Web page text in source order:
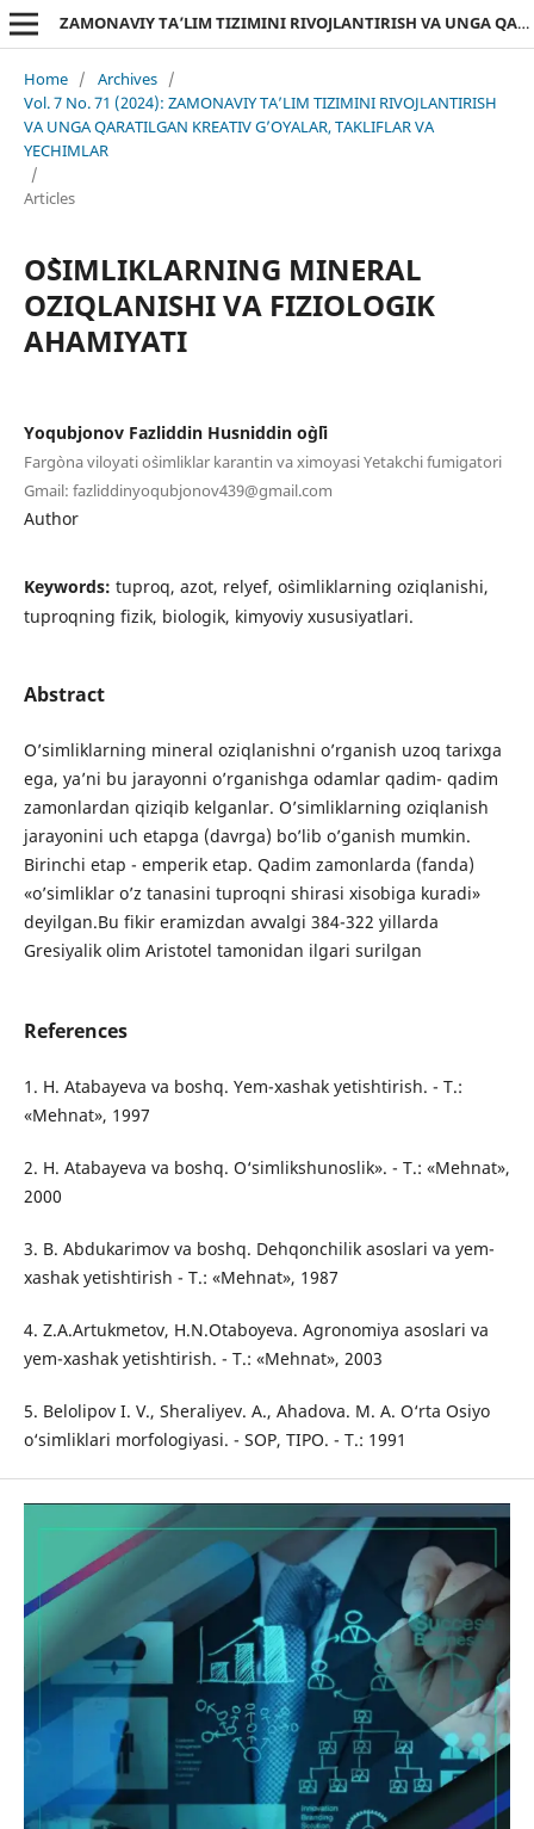
ZAMONAVIY TA’LIM TIZIMINI RIVOJLANTIRISH VA UNGA QARATILGAN KREATIV G’OYALAR, TAKLIFLAR VA YECHIMLAR
Home / Archives /
Vol. 7 No. 71 (2024): ZAMONAVIY TA’LIM TIZIMINI RIVOJLANTIRISH
VA UNGA QARATILGAN KREATIV G’OYALAR, TAKLIFLAR VA
YECHIMLAR
/
Articles
O`SIMLIKLARNING MINERAL
OZIQLANISHI VA FIZIOLOGIK
AHAMIYATI
Yoqubjonov Fazliddin Husniddin o`g`li
Farg`ona viloyati o`simliklar karantin va ximoyasi Yetakchi fumigatori
Gmail: fazliddinyoqubjonov439@gmail.com
Author
Keywords: tuproq, azot, relyef, o`simliklarning oziqlanishi,
tuproqning fizik, biologik, kimyoviy xususiyatlari.
Abstract
O’simliklarning mineral oziqlanishni o’rganish uzoq tarixga
ega, ya’ni bu jarayonni o’rganishga odamlar qadim- qadim
zamonlardan qiziqib kelganlar. O’simliklarning oziqlanish
jarayonini uch etapga (davrga) bo’lib o’ganish mumkin.
Birinchi etap - emperik etap. Qadim zamonlarda (fanda)
«o’simliklar o’z tanasini tuproqni shirasi xisobiga kuradi»
deyilgan.Bu fikir eramizdan avvalgi 384-322 yillarda
Gresiyalik olim Aristotel tamonidan ilgari surilgan
References
1. H. Atabayeva va boshq. Yem-xashak yetishtirish. - Т.:
«Mehnat», 1997
2. H. Atabayeva va boshq. O‘simlikshunoslik». - Т.: «Mehnat»,
2000
3. B. Abdukarimov va boshq. Dehqonchilik asoslari va yem-
xashak yetishtirish - Т.: «Mehnat», 1987
4. Z.A.Artukmetov, H.N.Otaboyeva. Agronomiya asoslari va
yem-xashak yetishtirish. - Т.: «Mehnat», 2003
5. Belolipov I. V., Sheraliyev. A., Ahadova. M. A. O‘rta Osiyo
o‘simliklari morfologiyasi. - SOP, TIPO. - Т.: 1991